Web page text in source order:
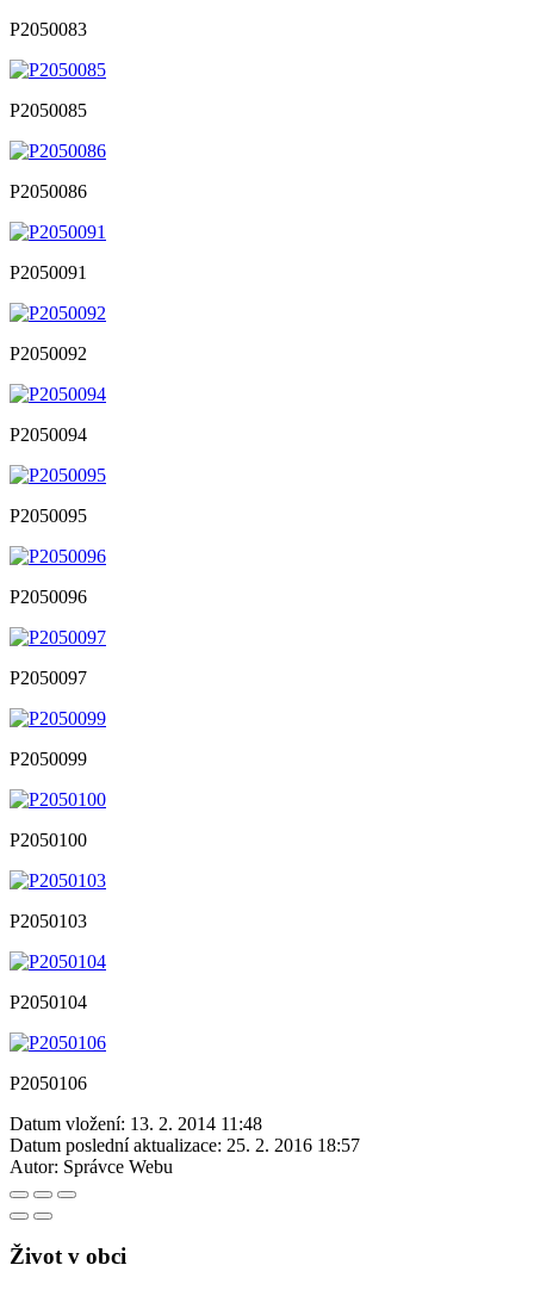
P2050083
P2050085
P2050086
P2050091
P2050092
P2050094
P2050095
P2050096
P2050097
P2050099
P2050100
P2050103
P2050104
P2050106
Datum vložení: 13. 2. 2014 11:48
Datum poslední aktualizace: 25. 2. 2016 18:57
Autor: Správce Webu
Život v obci